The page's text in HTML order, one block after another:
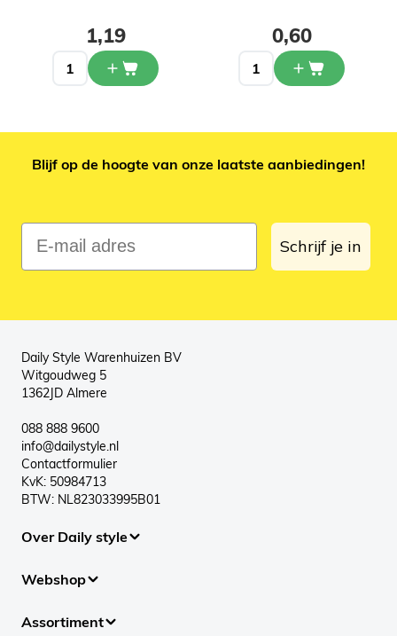
1,19 0,60
Blijf op de hoogte van onze laatste aanbiedingen!
E-mail adres
Schrijf je in
Daily Style Warenhuizen BV
Witgoudweg 5
1362JD Almere
088 888 9600
info@dailystyle.nl
Contactformulier
KvK: 50984713
BTW: NL823033995B01
Over Daily style
Webshop
Assortiment